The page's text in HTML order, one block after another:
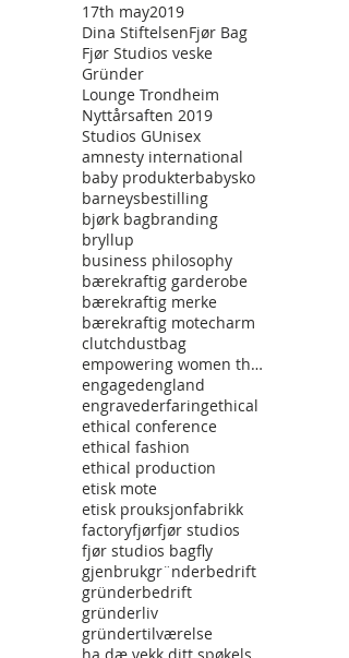
17th may2019
Dina StiftelsenFjør Bag
Fjør Studios veske
Gründer
Lounge Trondheim
Nyttårsaften 2019
Studios GUnisex
amnesty international
baby produkterbabysko
barneysbestilling
bjørk bagbranding
bryllup
business philosophy
bærekraftig garderobe
bærekraftig merke
bærekraftig motecharm
clutchdustbag
empowering women through fashon
engagedengland
engravederfaringethical
ethical conference
ethical fashion
ethical production
etisk mote
etisk prouksjonfabrikk
factoryfjørfjør studios
fjør studios bagfly
gjenbrukgr¨nderbedrift
gründerbedrift
gründerliv
gründertilværelse